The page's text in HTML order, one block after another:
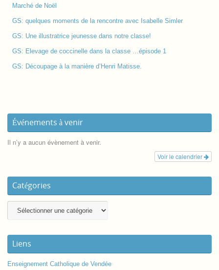
Marché de Noël
GS: quelques moments de la rencontre avec Isabelle Simler
GS: Une illustratrice jeunesse dans notre classe!
GS: Elevage de coccinelle dans la classe …épisode 1
GS: Découpage à la manière d’Henri Matisse.
Événements à venir
Il n’y a aucun évènement à venir.
Voir le calendrier
Catégories
Liens
Enseignement Catholique de Vendée